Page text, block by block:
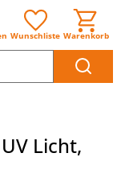
Wunschliste Warenkorb
Licht,